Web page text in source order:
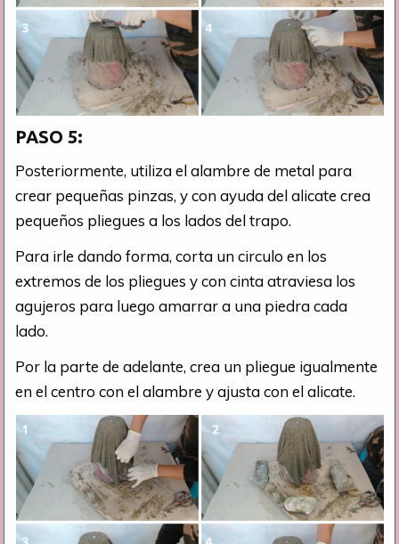
PASO 5:
Posteriormente, utiliza el alambre de metal para
crear pequeñas pinzas, y con ayuda del alicate crea
pequeños pliegues a los lados del trapo.
Para irle dando forma, corta un circulo en los
extremos de los pliegues y con cinta atraviesa los
agujeros para luego amarrar a una piedra cada
lado.
Por la parte de adelante, crea un pliegue igualmente
en el centro con el alambre y ajusta con el alicate.